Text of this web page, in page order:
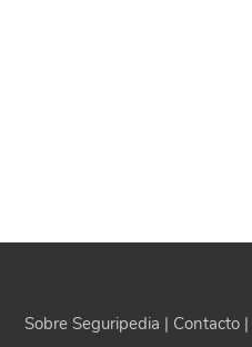
Sobre Seguripedia | Contacto|